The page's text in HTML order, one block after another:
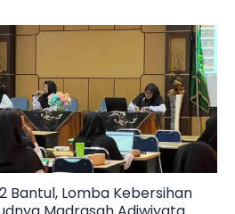
Bantul, Lomba Kebersihan